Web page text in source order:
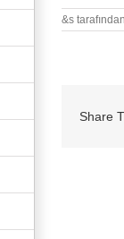
&s
Share